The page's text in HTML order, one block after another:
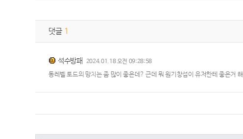
댓글 1
석수방패 2024.01.18 오전 09:28:58
동레벨 토드의 망치는 좀 많이 좋은데? 근데 뭐 원기창섭이 유저한테 좋은거